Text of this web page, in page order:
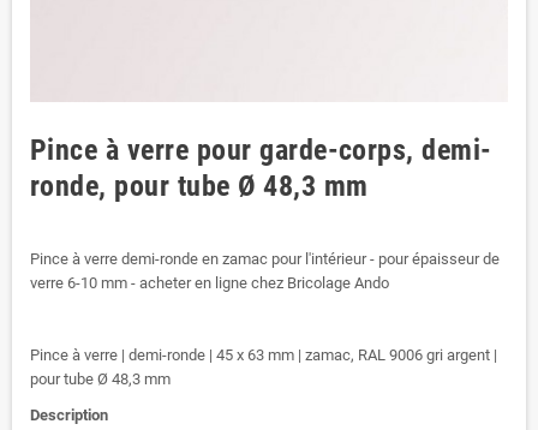
Pince à verre pour garde-corps, demi-
ronde, pour tube Ø 48,3 mm
Pince à verre demi-ronde en zamac pour l'intérieur - pour épaisseur de
verre 6-10 mm - acheter en ligne chez Bricolage Ando
Pince à verre | demi-ronde | 45 x 63 mm | zamac, RAL 9006 gri argent |
pour tube Ø 48,3 mm
Description